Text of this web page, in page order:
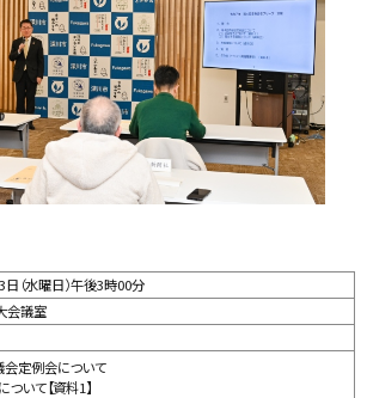
（水曜日）午後3時00分
会議室
定例会について
いて【資料1】